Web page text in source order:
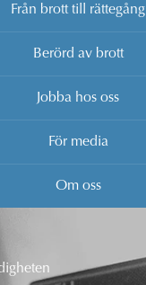
Från brott till rättegång
Berörd av brott
Jobba hos oss
För media
Om oss